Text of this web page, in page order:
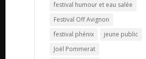
festival humour et eau salée
Festival Off Avignon
festival phénix
jeune public
Joël Pommerat